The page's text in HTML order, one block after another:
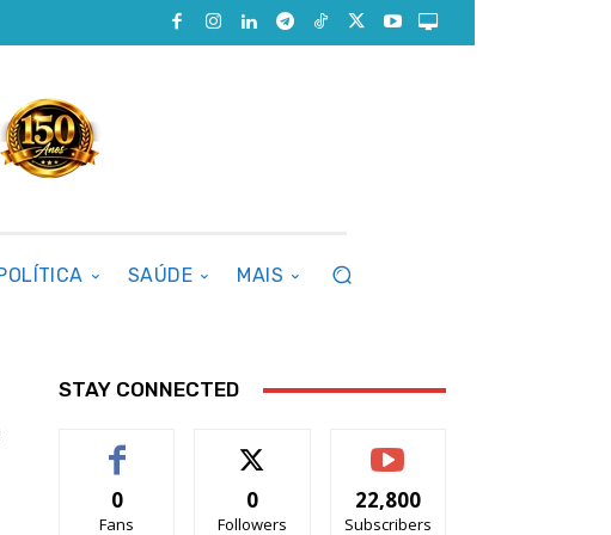
SAÚDE MAIS
STAY CONNECTED
0
Fans
0
Followers
22,800
Subscribers